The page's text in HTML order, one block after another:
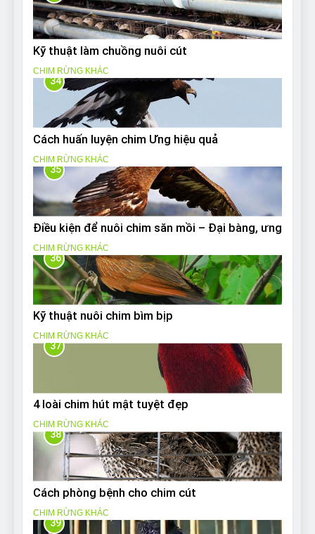
Kỹ thuật làm chuồng nuôi cút
CHIM RỪNG KHÁC
34
Cách huấn luyện chim Ưng hiệu quả
CHIM RỪNG KHÁC
35
Điều kiện để nuôi chim săn mồi – Đại bàng, ưng
CHIM RỪNG KHÁC
36
Kỹ thuật nuôi chim bìm bịp
CHIM RỪNG KHÁC
37
4 loài chim hút mật tuyệt đẹp
CHIM RỪNG KHÁC
38
Cách phòng bệnh cho chim cút
CHIM RỪNG KHÁC
39